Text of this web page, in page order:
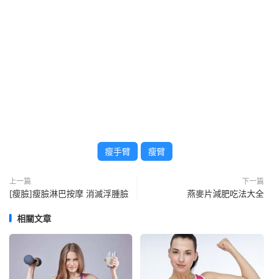
瘦手臂 瘦臂
上一篇
[瘦臉]瘦臉淋巴按摩 消滅浮腫臉
下一篇
燕麥片減肥吃法大全
相關文章